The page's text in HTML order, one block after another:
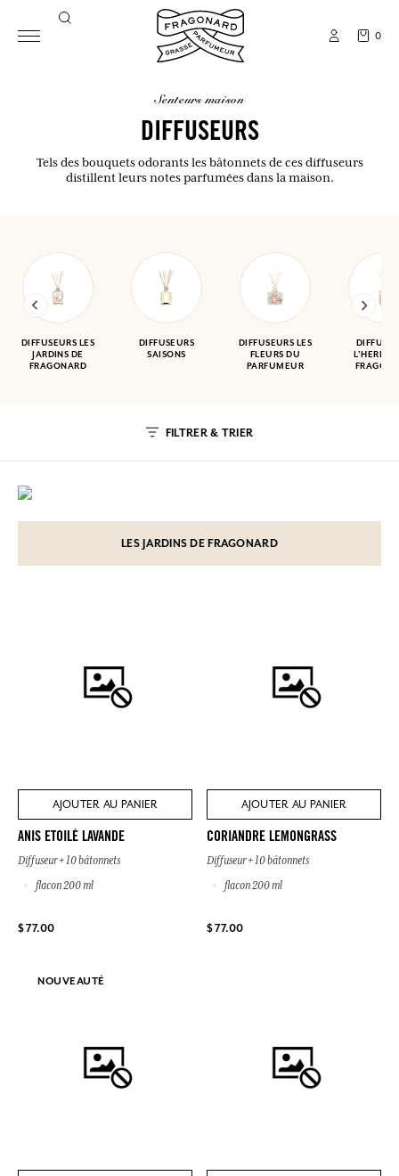
0
senteurs maison
DIFFUSEURS
Tels des bouquets odorants les bâtonnets de ces diffuseurs
distillent leurs notes parfumées dans la maison.
DIFFUSEURS LES
JARDINS DE
FRAGONARD
DIFFUSEURS
SAISONS
DIFFUSEURS LES
FLEURS DU
PARFUMEUR
FILTRER & TRIER
LES JARDINS DE FRAGONARD
AJOUTER AU PANIER
ANIS ETOILÉ LAVANDE
Diffuseur + 10 bâtonnets
flacon 200 ml
$ 77.00
AJOUTER AU PANIER
CORIANDRE LEMONGRASS
Diffuseur + 10 bâtonnets
flacon 200 ml
$ 77.00
NOUVEAUTÉ